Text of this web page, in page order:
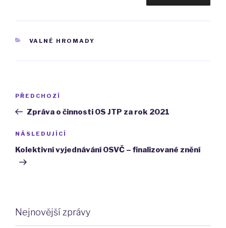
RUBRIKY
VALNÉ HROMADY
Navigace
příspěvek
Předchozí
příspěvek
PŘEDCHOZÍ
Zpráva o činnosti OS JTP za rok 2021
Následující
příspěvek
NÁSLEDUJÍCÍ
Kolektivní vyjednávání OSVČ – finalizované znění
Nejnovější zprávy